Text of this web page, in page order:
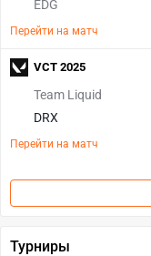
EDG
Перейти на матч
Team Liquid
DRX
Перейти на матч
VCT 2025
Турниры